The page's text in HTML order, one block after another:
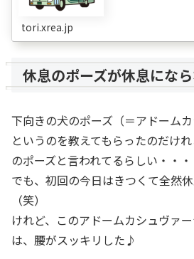
tori.xrea.jp
休息のポーズが休息にな
下向きの犬のポーズ（＝アドームカ
というのを教えてもらったのだけ
のポーズと言われてるらしい・・・
でも、初回の今日はきつくて全然
（笑）
けれど、このアドームカシュヴァ
は、腰がスッキリした♪